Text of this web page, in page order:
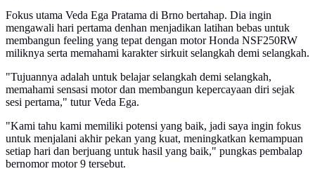
​Fokus utama Veda Ega Pratama di Brno bertahap. Dia ingin
mengawali hari pertama denhan menjadikan latihan bebas untuk
membangun feeling yang tepat dengan motor Honda NSF250RW
miliknya serta memahami karakter sirkuit selangkah demi selangkah.
​"Tujuannya adalah untuk belajar selangkah demi selangkah,
memahami sensasi motor dan membangun kepercayaan diri sejak
sesi pertama," tutur Veda Ega.
"Kami tahu kami memiliki potensi yang baik, jadi saya ingin fokus
untuk menjalani akhir pekan yang kuat, meningkatkan kemampuan
setiap hari dan berjuang untuk hasil yang baik," pungkas pembalap
bernomor motor 9 tersebut.